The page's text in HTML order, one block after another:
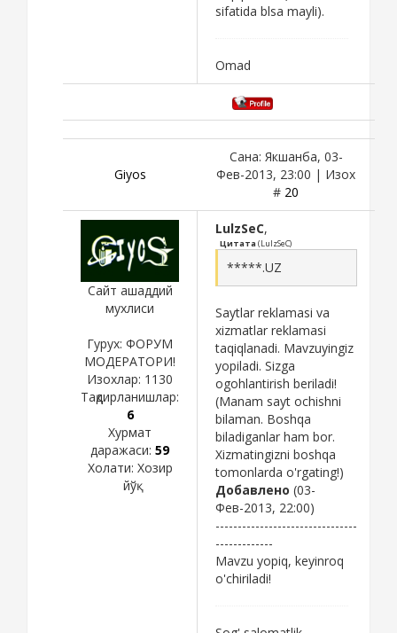
sifatida blsa mayli).
Omad
Giyos
Сана: Якшанба, 03-
Фев-2013, 23:00 | Изох
# 20
Сайт ашаддий
мухлиси
Гурух: ФОРУМ
МОДЕРАТОРИ!
Изохлар: 1130
Тақдирланишлар:
6
Хурмат
даражаси: 59
Холати: Хозир
йўқ
LulzSeC,
Цитата (LulzSeC)
*****.UZ
Saytlar reklamasi va
xizmatlar reklamasi
taqiqlanadi. Mavzuyingiz
yopiladi. Sizga
ogohlantirish beriladi!
(Manam sayt ochishni
bilaman. Boshqa
biladiganlar ham bor.
Xizmatingizni boshqa
tomonlarda o'rgating!)
Добавлено (03-
Фев-2013, 22:00)
--------------------------------
-------------
Mavzu yopiq, keyinroq
o'chiriladi!